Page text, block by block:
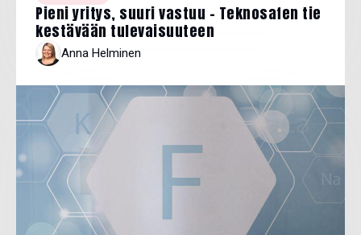
Pieni yritys, suuri vastuu - Teknosafen tie
kestävään tulevaisuuteen
Anna Helminen